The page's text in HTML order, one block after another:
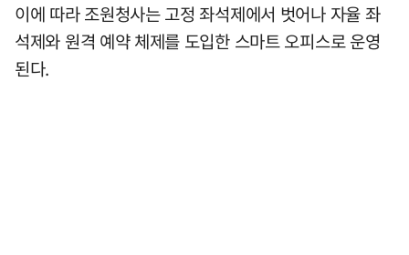
이에 따라 조원청사는 고정 좌석제에서 벗어나 자율 좌
석제와 원격 예약 체제를 도입한 스마트 오피스로 운영
된다.